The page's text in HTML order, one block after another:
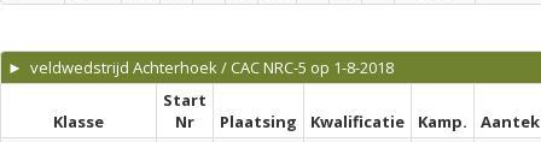
► veldwedstrijd Achterhoek / CAC NRC-5 op 1-8-2018
Klasse
Start
Nr
Plaatsing Kwalificatie Kamp.